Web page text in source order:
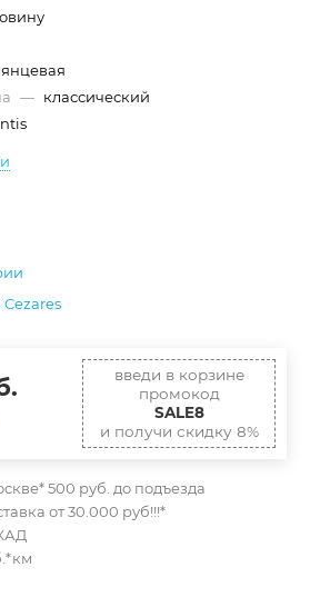
— классический
введи в корзине
промокод
SALE8
и получи скидку 8%
500 руб. до подъезда
от 30.000 руб!!!*